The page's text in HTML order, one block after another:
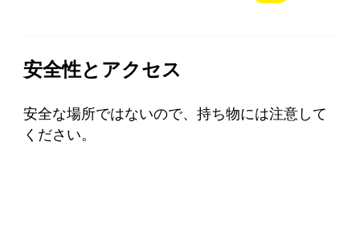
安全性とアクセス
安全な場所ではないので、持ち物には注意して
ください。